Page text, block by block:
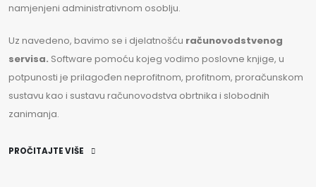
namjenjeni administrativnom osoblju.
Uz navedeno, bavimo se i djelatnošću računovodstvenog
servisa. Software pomoću kojeg vodimo poslovne knjige, u
potpunosti je prilagođen neprofitnom, profitnom, proračunskom
sustavu kao i sustavu računovodstva obrtnika i slobodnih
zanimanja.
PROČITAJTE VIŠE